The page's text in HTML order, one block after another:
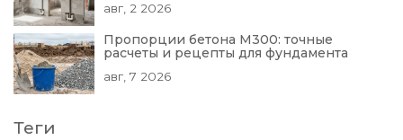
авг, 2 2026
Пропорции бетона М300: точные
расчеты и рецепты для фундамента
авг, 7 2026
Теги